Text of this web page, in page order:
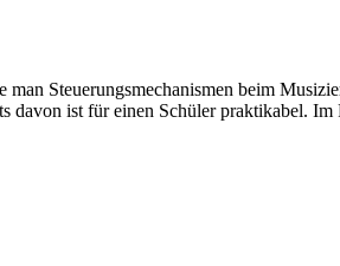
Steuerungsmechanismen beim
ist für einen Schüler praktikabel.